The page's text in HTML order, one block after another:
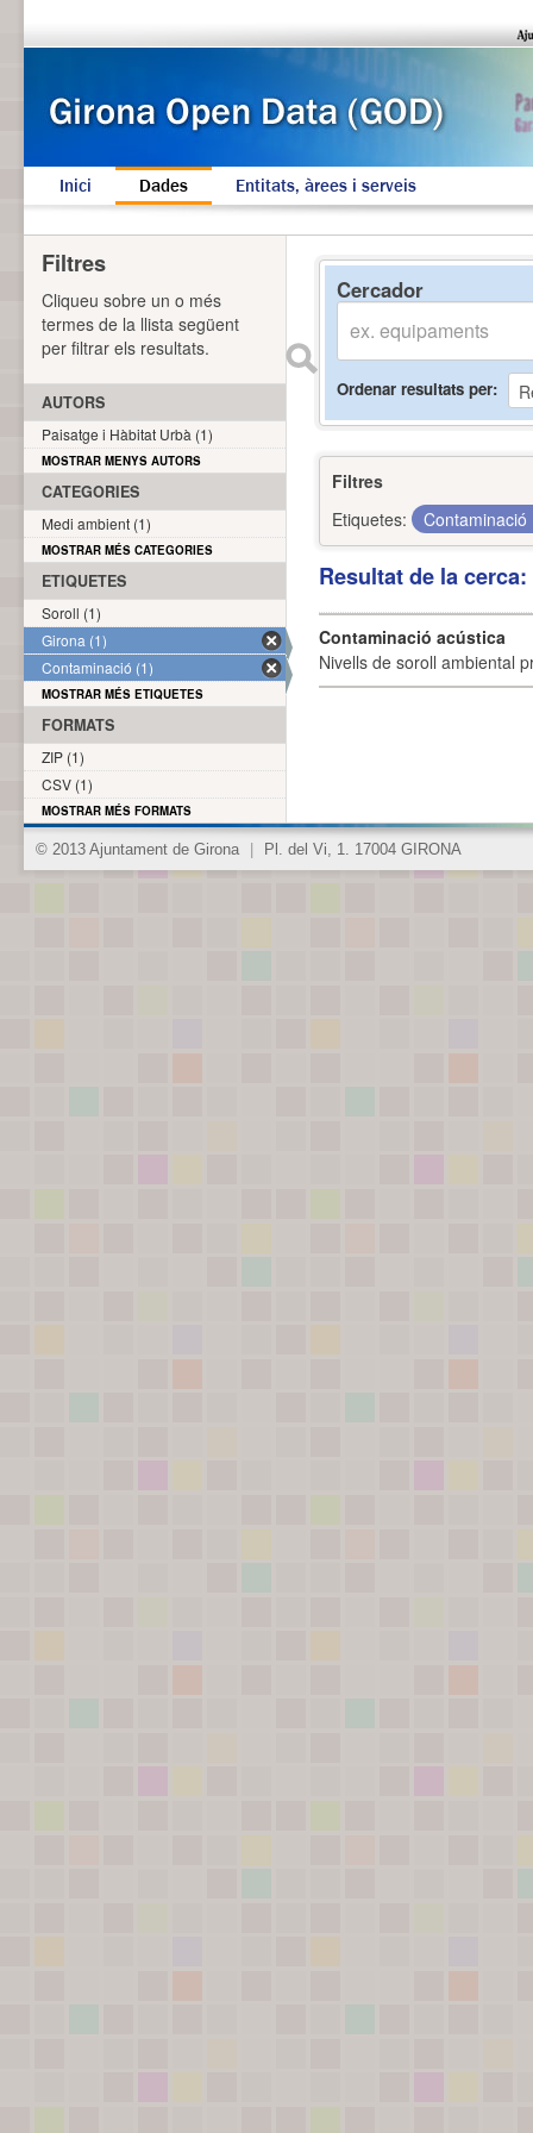
Inici Dades Entitats, àrees i serveis
Cercador
Ordenar resultats per
Filtres
Etiquetes:
Contaminació
Resultat de la
Contaminació acústica
Nivells de soroll ambiental
Filtres
Cliqueu sobre un o més
termes de la llista següent
per filtrar els resultats.
AUTORS
Paisatge i Hàbitat Urbà (1)
MOSTRAR MENYS AUTORS
CATEGORIES
Medi ambient (1)
MOSTRAR MÉS CATEGORIES
ETIQUETES
Soroll (1)
Girona (1)
Contaminació (1)
MOSTRAR MÉS ETIQUETES
FORMATS
ZIP (1)
CSV (1)
MOSTRAR MÉS FORMATS
© 2013 Ajuntament de Girona Pl. del Vi, 1. 17004 GIRONA